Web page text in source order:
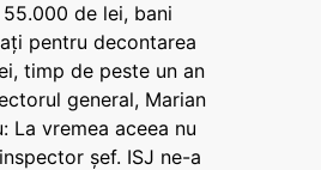
de lei, bani
pentru decontarea
timp de peste un an
general, Marian
La vremea aceea nu
șef. ISJ ne-a